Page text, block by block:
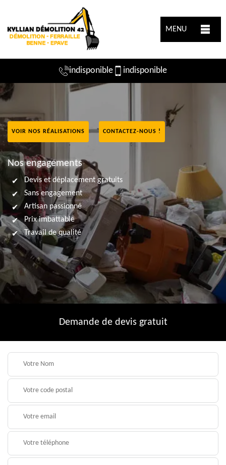
MENU
indisponible indisponible
VOIR NOS RÉALISATIONS CONTACTEZ-NOUS !
Nos engagements
Devis et déplacement gratuits
Sans engagement
Artisan passionné
Prix imbattable
Travail de qualité
Demande de devis gratuit